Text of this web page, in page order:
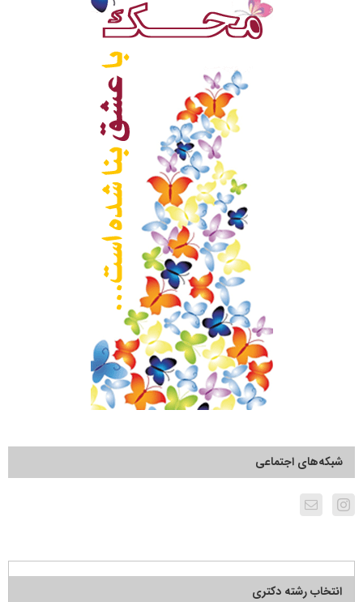
شبکه‌های اجتماعی
انتخاب رشته دکتری